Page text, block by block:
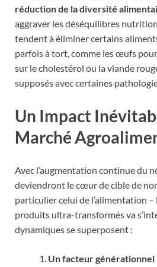
réduction de la diversité
aggraver les déséquilibres
tendent à éliminer certains
parfois à tort, comme les œufs
sur le cholestérol ou la viande
supposés avec certaines
Un Impact
Marché
Avec l’augmentation continue du
deviendront le cœur de cible de
particulier celui de l’alimentation –
produits ultra-transformés va
dynamiques se superposent :
Un facteur générationnel